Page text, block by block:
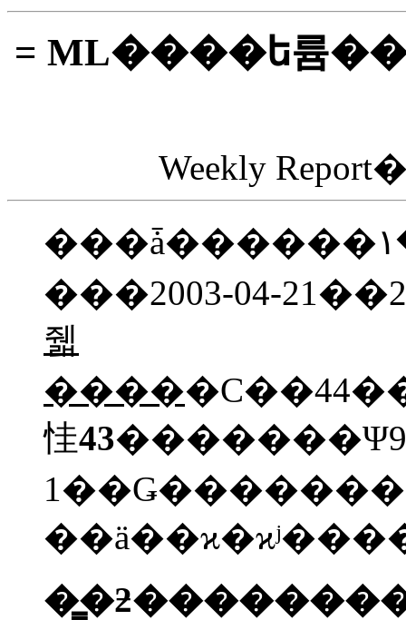
= ML����ե륨
Weekly
���ǡ������١�������Ͽ�ǡ��轵
���2003-04-
줿
����
㤬43